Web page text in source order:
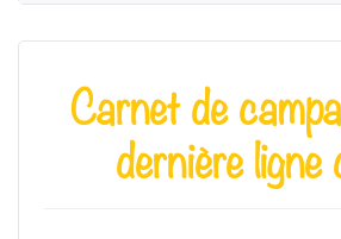
Carnet de
dernière ligne